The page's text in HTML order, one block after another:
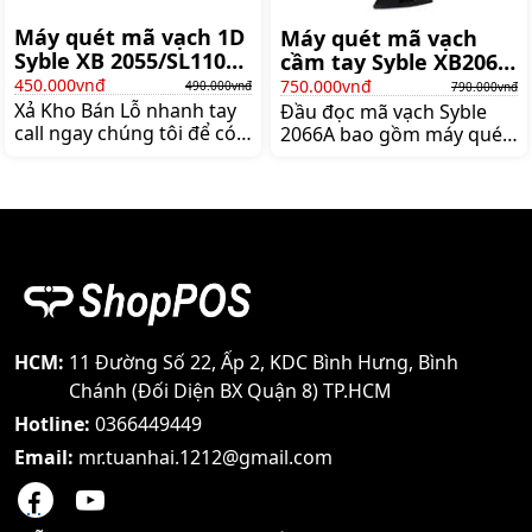
Máy quét mã vạch 1D
Syble XB 2055/SL1100
[Xả Kho Bán Lỗ]
450.000vnđ 490.000vnđ
Xả Kho Bán Lỗ nhanh tay
call ngay chúng tôi để có
có thể đọc nhanh và siêu
chuẩn luôn bạn nhé Máy
cầm chắc tay đảm bảo các
bạn sử dụng tiện lợi nhất
Máy quét mã vạch
cầm tay Syble XB2066
1D
750.000vnđ 790.000vnđ
Đầu đọc mã vạch Syble
2066A bao gồm máy quét
HCM: 11 Đường Số 22, Ấp 2, KDC Bình Hưng, Bình
Chánh (Đối Diện BX Quận 8) TP.HCM
Hotline: 0366449449
Email: mr.tuanhai.1212@gmail.com